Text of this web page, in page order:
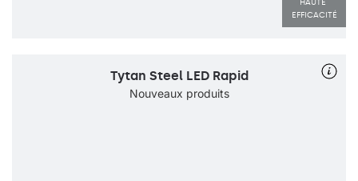
HAUTE
EFFICACITÉ
Tytan Steel LED Rapid
Nouveaux produits